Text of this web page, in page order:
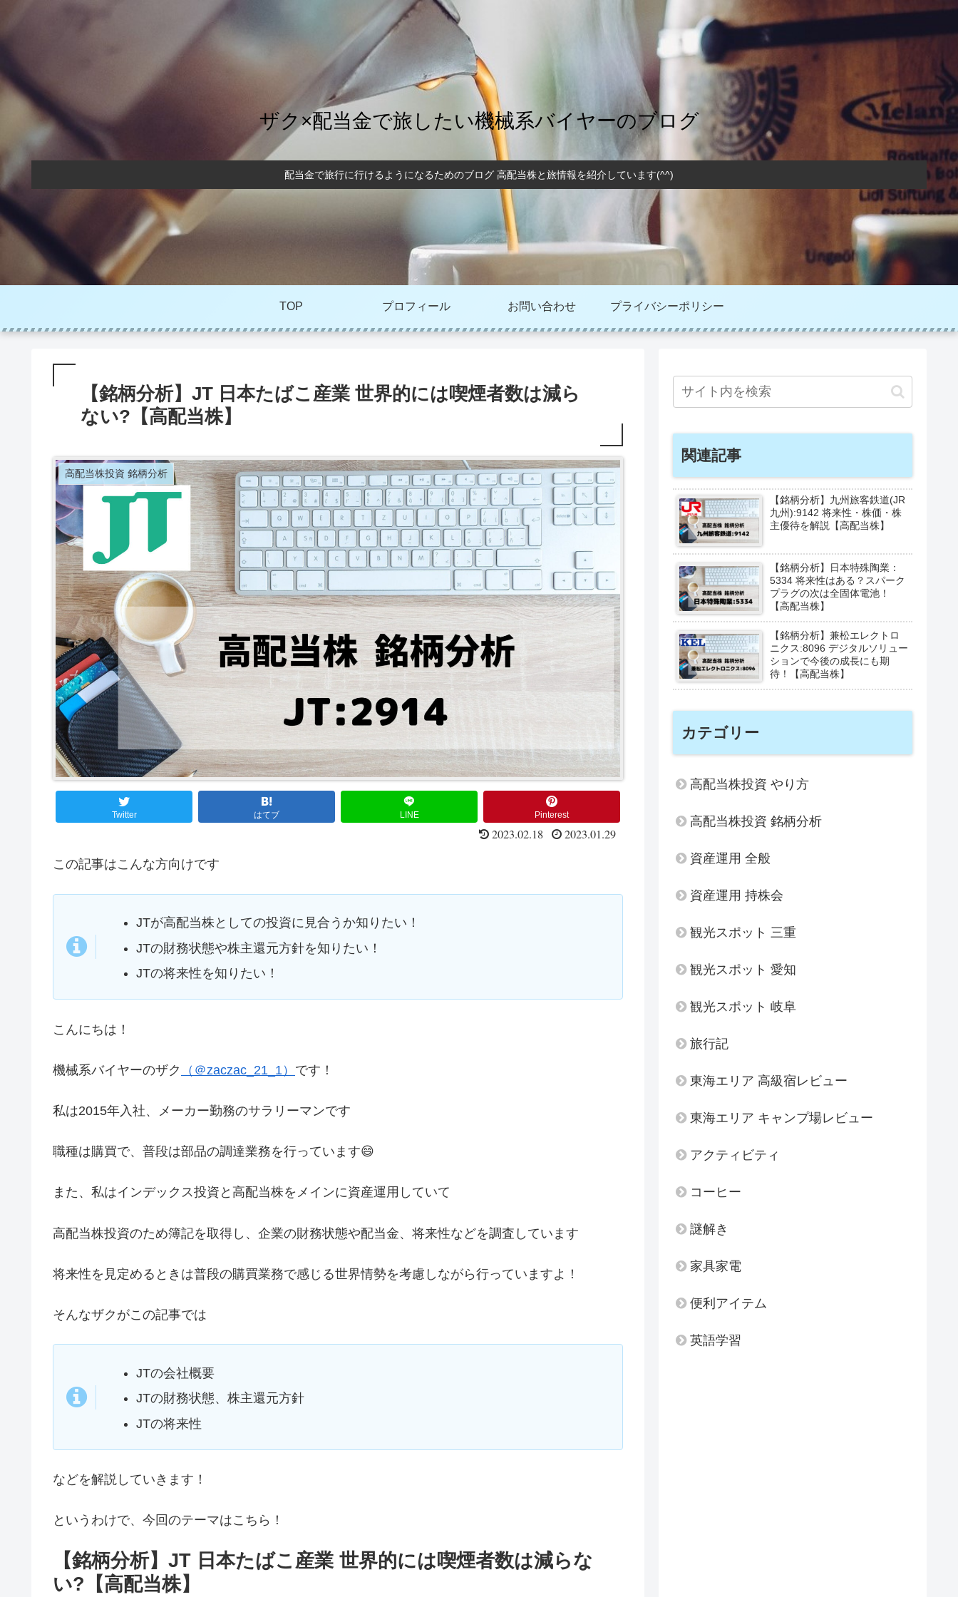
ザク×配当金で旅したい機械系バイヤーのブログ
配当金で旅行に行けるようになるためのブログ 高配当株と旅情報を紹介しています(^^)
TOP プロフィール お問い合わせ プライバシーポリシー
【銘柄分析】JT 日本たばこ産業 世界的には喫煙者数は減ら
ない?【高配当株】
高配当株投資 銘柄分析
Twitter はてブ LINE Pinterest
2023.02.18 2023.01.29
この記事はこんな方向けです
JTが高配当株としての投資に見合うか知りたい！
JTの財務状態や株主還元方針を知りたい！
JTの将来性を知りたい！
こんにちは！
機械系バイヤーのザク （＠zaczac_21_1） です！
私は2015年入社、メーカー勤務のサラリーマンです
職種は購買で、普段は部品の調達業務を行っています😄
また、私はインデックス投資と高配当株をメインに資産運用していて
高配当株投資のため簿記を取得し、企業の財務状態や配当金、将来性などを調査しています
将来性を見定めるときは普段の購買業務で感じる世界情勢を考慮しながら行っていますよ！
そんなザクがこの記事では
JTの会社概要
JTの財務状態、株主還元方針
JTの将来性
などを解説していきます！
というわけで、今回のテーマはこちら！
【銘柄分析】JT 日本たばこ産業 世界的には喫煙者数は減らな
い?【高配当株】
関連記事
【銘柄分析】九州旅客鉄道(JR
九州):9142 将来性・株価・株
主優待を解説【高配当株】
【銘柄分析】日本特殊陶業：
5334 将来性はある？スパーク
プラグの次は全固体電池！
【高配当株】
【銘柄分析】兼松エレクトロ
ニクス:8096 デジタルソリュー
ションで今後の成長にも期
待！【高配当株】
カテゴリー
高配当株投資 やり方
高配当株投資 銘柄分析
資産運用 全般
資産運用 持株会
観光スポット 三重
観光スポット 愛知
観光スポット 岐阜
旅行記
東海エリア 高級宿レビュー
東海エリア キャンプ場レビュー
アクティビティ
コーヒー
謎解き
家具家電
便利アイテム
英語学習